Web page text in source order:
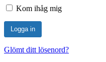
Kom ihåg mig
Glömt ditt lösenord?